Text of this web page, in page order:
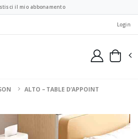
il mio abbonamento
Login
ALTO – TABLE D’APPOINT